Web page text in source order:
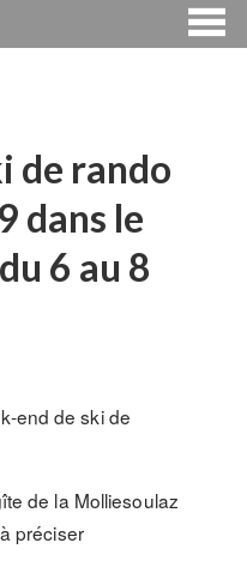
de rando
dans le
6 au 8
end de ski de
de la Molliesoulaz
préciser